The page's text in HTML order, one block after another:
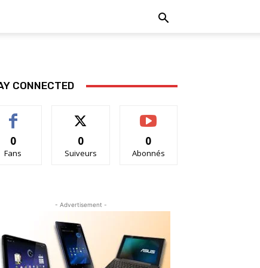
CONNECTED
0
Fans
0
Suiveurs
0
Abonnés
- Advertisement -